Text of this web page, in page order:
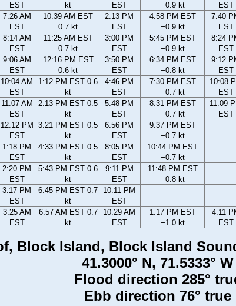
EST
kt
EST
−0.9 kt
EST
7:26 AM
EST
10:39 AM EST
0.7 kt
2:13 PM
EST
4:58 PM EST
−0.9 kt
7:40
EST
8:14 AM
EST
11:25 AM EST
0.7 kt
3:00 PM
EST
5:45 PM EST
−0.9 kt
8:24
EST
9:06 AM
EST
12:16 PM EST
0.6 kt
3:50 PM
EST
6:34 PM EST
−0.8 kt
9:12
EST
10:04 AM
EST
1:12 PM EST 0.6
kt
4:46 PM
EST
7:30 PM EST
−0.7 kt
10:08
EST
11:07 AM
EST
2:13 PM EST 0.5
kt
5:48 PM
EST
8:31 PM EST
−0.7 kt
11:09
EST
12:12 PM
EST
3:21 PM EST 0.5
kt
6:56 PM
EST
9:37 PM EST
−0.7 kt
1:18 PM
EST
4:33 PM EST 0.5
kt
8:05 PM
EST
10:44 PM EST
−0.7 kt
2:20 PM
EST
5:43 PM EST 0.6
kt
9:11 PM
EST
11:48 PM EST
−0.8 kt
3:17 PM
EST
6:45 PM EST 0.7
kt
10:11 PM
EST
3:25 AM
EST
6:57 AM EST 0.7
kt
10:29 AM
EST
1:17 PM EST
−1.0 kt
4:11
EST
Block Island, Block Island
41.3000° N, 71.5333° W
Flood direction 285°
Ebb direction 76° true